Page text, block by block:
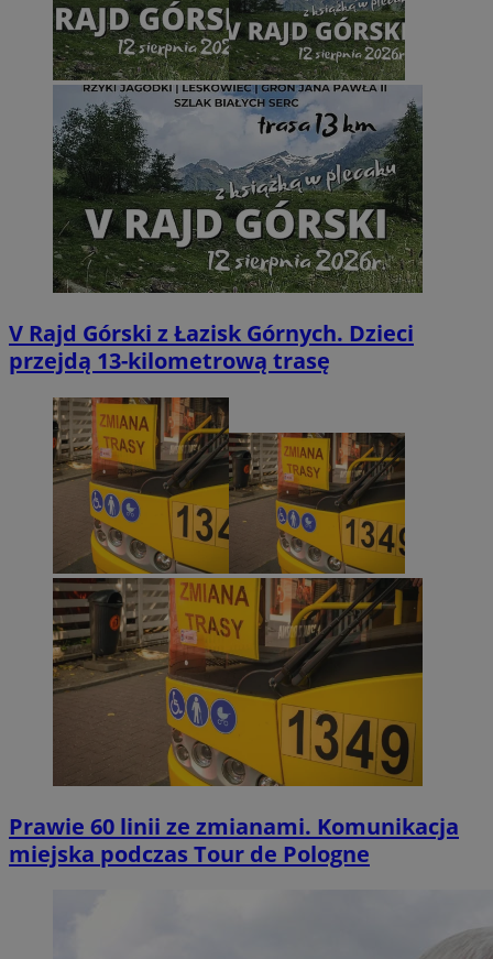
V Rajd Górski z Łazisk Górnych. Dzieci
przejdą 13-kilometrową trasę
Prawie 60 linii ze zmianami. Komunikacja
miejska podczas Tour de Pologne